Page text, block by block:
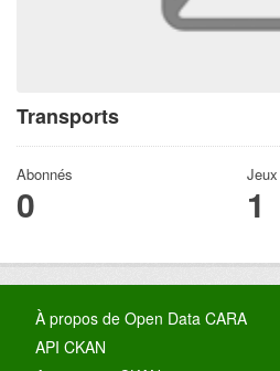
Transports
Abonnés
0 1
À propos de Open Data CARA
API CKAN